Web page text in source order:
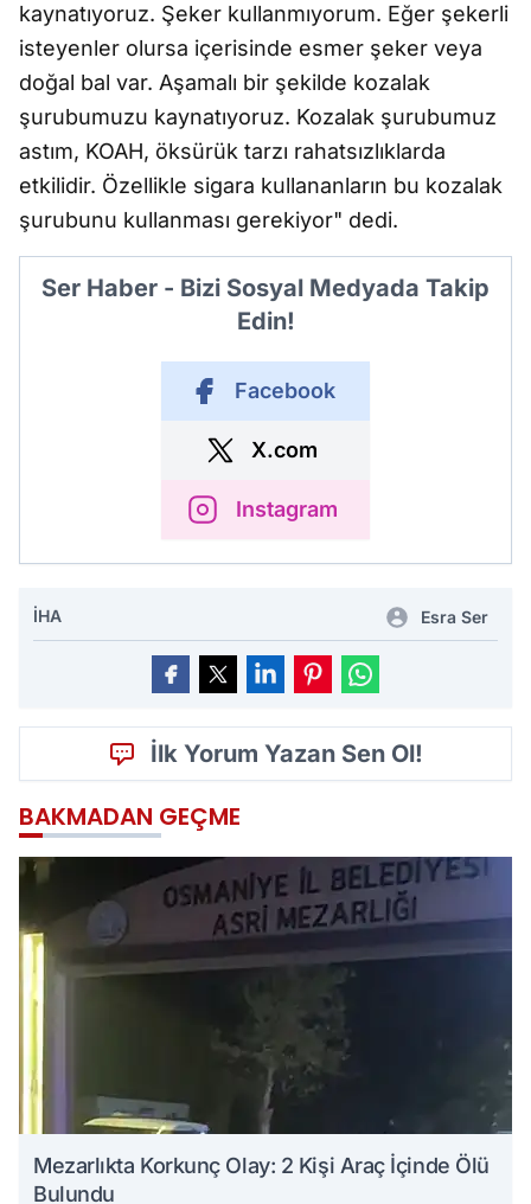
kaynatıyoruz. Şeker kullanmıyorum. Eğer şekerli
isteyenler olursa içerisinde esmer şeker veya
doğal bal var. Aşamalı bir şekilde kozalak
şurubumuzu kaynatıyoruz. Kozalak şurubumuz
astım, KOAH, öksürük tarzı rahatsızlıklarda
etkilidir. Özellikle sigara kullananların bu kozalak
şurubunu kullanması gerekiyor" dedi.
Ser Haber - Bizi Sosyal Medyada Takip
Edin!
Facebook
X.com
Instagram
İHA Esra Ser
İlk Yorum Yazan Sen Ol!
BAKMADAN GEÇME
Mezarlıkta Korkunç Olay: 2 Kişi Araç İçinde Ölü
Bulundu